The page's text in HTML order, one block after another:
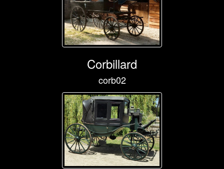
Corbillard
corb02